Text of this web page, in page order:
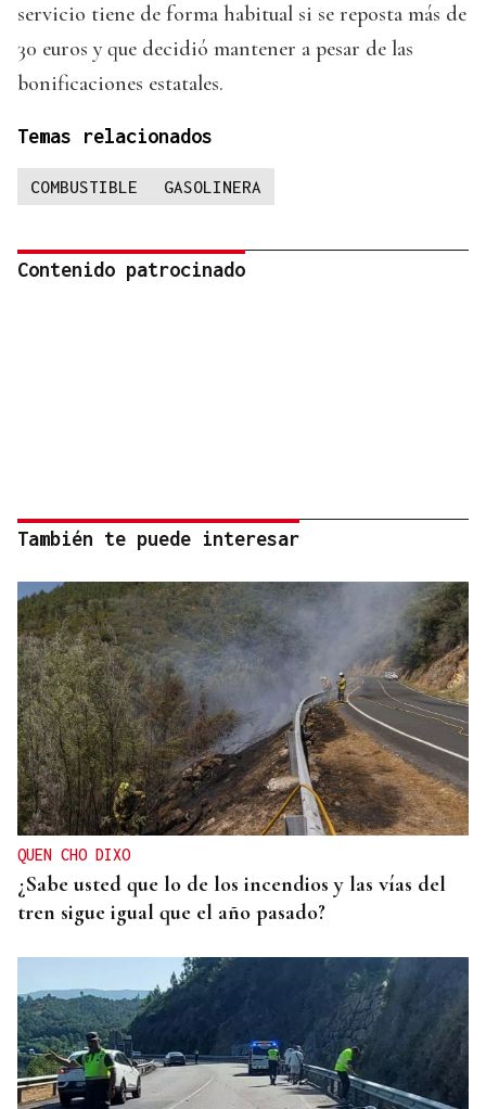
servicio tiene de forma habitual si se reposta más de
30 euros y que decidió mantener a pesar de las
bonificaciones estatales.
Temas relacionados
COMBUSTIBLE GASOLINERA
Contenido patrocinado
También te puede interesar
QUEN CHO DIXO
¿Sabe usted que lo de los incendios y las vías del
tren sigue igual que el año pasado?